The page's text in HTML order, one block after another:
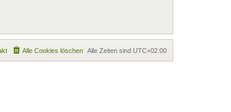
Alle Zeiten sind UTC+02:00
Alle Cookies löschen